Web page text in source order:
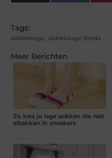
(Twitter)
Tags:
daklekkage , daklekkage Breda
Meer Berichten
Zo kies je lage sokken die niet
afzakken in sneakers